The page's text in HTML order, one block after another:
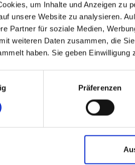
um Inhalte und Anzeigen zu
unsere Website zu analysieren.
Partner für soziale Medien,
weiteren Daten zusammen, die
haben. Sie geben
Präferenzen
. Nur etwa4 Kilometertrennen
bereits nach400 Metern. Die
Radtouren und erholsamen
und Waldgebiete, erkunde die
Strand. Auch die beliebten